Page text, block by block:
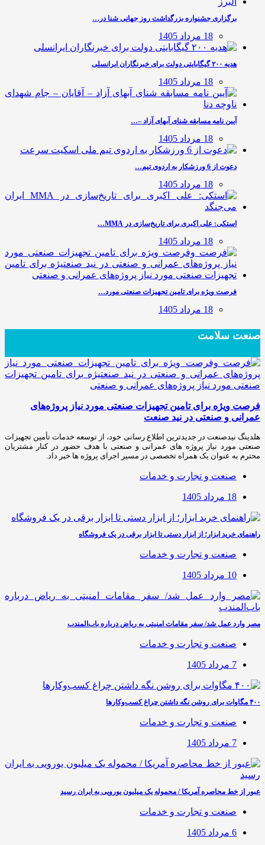
برگزاری جشنواره بزرگداشت روز جهانی شنا در…
18 مرداد 1405
هدیه ۲۰۰ گیگابایتی دولت برای خبرنگاران ایرانسلی
18 مرداد 1405
آیین نامه مسابقه شنای آبهای آزاد –…
18 مرداد 1405
دعوت از 6 ورزشکار به اردوی تیم…
18 مرداد 1405
استکی: علی‌ اکبری برای تاریخ‌سازی در MMA…
18 مرداد 1405
فرصت ویژه برای تامین تجهیزات صنعتی مورد…
18 مرداد 1405
صنعت سلامت
فرصت ویژه برای تامین تجهیزات صنعتی مورد نیاز پروژه‌های
عمرانی و صنعتی در نید صنعت
هلدینگ نیدصنعت در جدیدترین اطلاع رسانی خود، از توسعه خدمات تأمین تجهیزات
صنعتی مورد نیاز پروژه های عمرانی و صنعتی با هدف حضور در کنار مشتریان
محترم به عنوان یک همراه تخصصی در مسیر اجرای پروژه ها خبر داد.
صنعت و تجارت و خدمات
18 مرداد 1405
راهنمای خرید ابزار؛ از ابزار دستی تا ابزار برقی در یک فروشگاه
صنعت و تجارت و خدمات
10 مرداد 1405
مصر وارد عمل شد/ سفر مقامات امنیتی به ریاض درباره باب‌المندب
صنعت و تجارت و خدمات
7 مرداد 1405
۴۰۰ مگاوات برای روشن نگه داشتن چراغ کسب‌وکار‌ها
صنعت و تجارت و خدمات
7 مرداد 1405
عبور از خط محاصره آمریکا / محموله یک میلیون یورویی به ایران رسید
صنعت و تجارت و خدمات
6 مرداد 1405